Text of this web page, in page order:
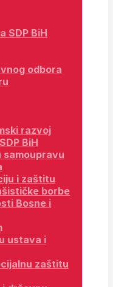
SDP BiH
odbora
razvoj
BiH
samoupravu
i zaštitu
borbe
Bosne i
ustava i
zaštitu